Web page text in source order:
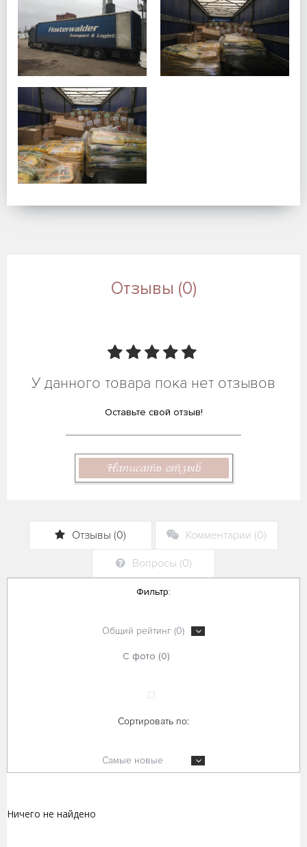
Отзывы (0)
У данного товара пока нет отзывов
Оставьте свой отзыв!
Написать отзыв
Отзывы (0) Комментарии (0)
Вопросы (0)
Фильтр:
Общий рейтинг (0)
С фото (0)
Сортировать по:
Самые новые
Ничего не найдено